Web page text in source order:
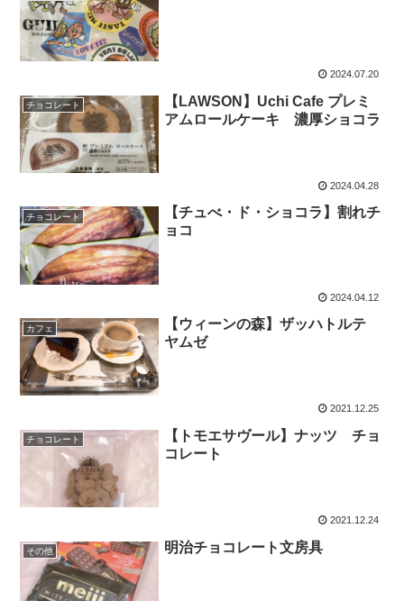
2024.07.20
チョコレート
【LAWSON】Uchi Cafe プレミ
アムロールケーキ 濃厚ショコラ
2024.04.28
チョコレート
【チュべ・ド・ショコラ】割れチ
ョコ
2024.04.12
カフェ
【ウィーンの森】ザッハトルテ
ヤムゼ
2021.12.25
チョコレート
【トモエサヴール】ナッツ チョ
コレート
2021.12.24
その他 明治チョコレート文房具